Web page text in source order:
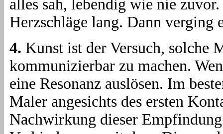
alles sah, lebendig wie nie
Herzschläge lang. Dann verging
4. Kunst ist der Versuch, solche
kommunizierbar zu machen.
eine Resonanz auslösen. Im
Maler angesichts des ersten
Nachwirkung dieser